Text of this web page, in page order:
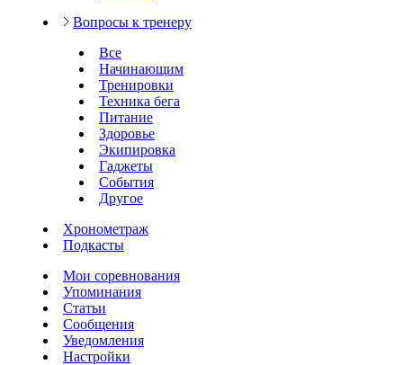
Вопросы к тренеру
Все
Начинающим
Тренировки
Техника бега
Питание
Здоровье
Экипировка
Гаджеты
События
Другое
Хронометраж
Подкасты
Мои соревнования
Упоминания
Статьи
Сообщения
Уведомления
Настройки